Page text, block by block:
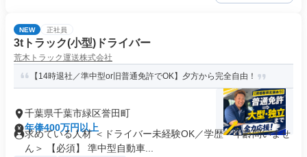
NEW 正社員
3tトラック(小型)ドライバー
荒木トラック運送株式会社
【14時退社／準中型or旧普通免許でOK】夕方から完全自由！
千葉県千葉市緑区誉田町
年俸400万円以上
求めている人材 ＜ドライバー未経験OK／学歴・年齢問いませ
ん＞ 【必須】 準中型自動車...